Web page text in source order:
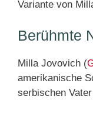
Variante von
Berühmte
Milla Jovovich (
amerikanische
serbischen